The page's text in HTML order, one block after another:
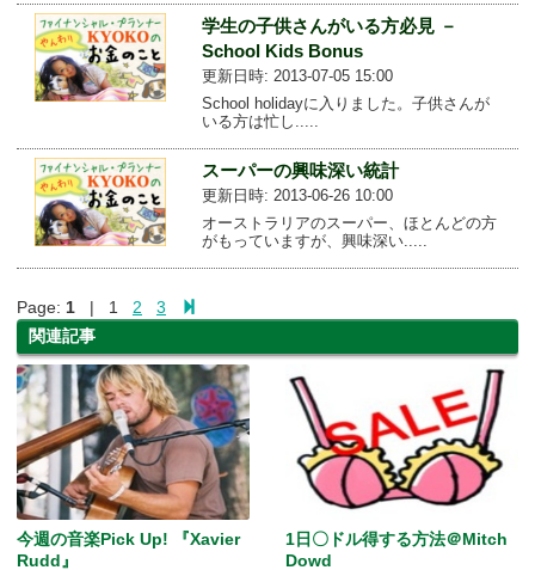
学生の子供さんがいる方必見 －
School Kids Bonus
更新日時: 2013-07-05 15:00
School holidayに入りました。子供さんが
いる方は忙し.....
スーパーの興味深い統計
更新日時: 2013-06-26 10:00
オーストラリアのスーパー、ほとんどの方
がもっていますが、興味深い.....
Page: 1 | 1 2
3
関連記事
今週の音楽Pick Up! 『Xavier
Rudd』
1日〇ドル得する方法＠Mitch
Dowd